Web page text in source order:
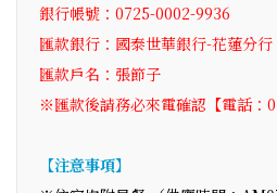
銀行帳號：0725-0002-9936
匯款銀行：國泰世華銀行-花蓮分行
匯款戶名：張節子
※匯款後請務必來電確認【電話：
【注意事項】